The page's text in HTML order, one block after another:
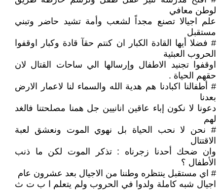
لوطن معافي
علم اجيالا تصنع مجداً لشعب وأمة تشيد حاضر وتبني
مستقبل
# فضلا أيها القادة الكبار ان كنتم حقآ قادة وكبار اوقفوا
الحروب العبثية
اوقفوا تجنيد الاطفال وإرسالها الي ساحات القتال لان
حقهم الحياة .
# أطفالنا اكبادنا هم هدية الله والسماء لنا لاعمار الارض
بعدنا
دعونا لا نكون إباء عاقين انانيين جل همنا مصلحتنا فالغد
لهم
# نحن لا نحب الحياة بل نهوي الموت ونعشق لعبة
الاقتتال
وان ضحك أحدنا زجرناه : تذكر الموت لكن ما ذنب
الأطفال ؟
# اي مستقبل ينتظره وطننا من الاجيال بعد عشرون عام
اجيال شبه كاملة ولدوا في الحروب ولم يتعلم ا ب ت ث